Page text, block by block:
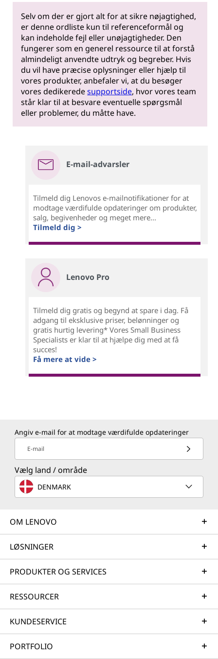
Selv om der er gjort alt for at sikre nøjagtighed,
er denne ordliste kun til referenceformål og
kan indeholde fejl eller unøjagtigheder. Den
fungerer som en generel ressource til at forstå
almindeligt anvendte udtryk og begreber. Hvis
du vil have præcise oplysninger eller hjælp til
vores produkter, anbefaler vi, at du besøger
vores dedikeredesupportside, hvor vores team
står klar til at besvare eventuelle spørgsmål
eller problemer, du måtte have.
E-mail-advarsler
Tilmeld dig Lenovos e-mailnotifikationer for at
modtage værdifulde opdateringer om produkter,
salg, begivenheder og meget mere...
Tilmeld dig >
Lenovo Pro
Tilmeld dig gratis og begynd at spare i dag. Få
adgang til eksklusive priser, belønninger og
gratis hurtig levering* Vores Small Business
Specialists er klar til at hjælpe dig med at få
succes!
Få mere at vide >
Angiv e-mail for at modtage værdifulde opdateringer
E-mail
Vælg land / område
DENMARK
OM LENOVO
LØSNINGER
PRODUKTER OG SERVICES
RESSOURCER
KUNDESERVICE
PORTFOLIO